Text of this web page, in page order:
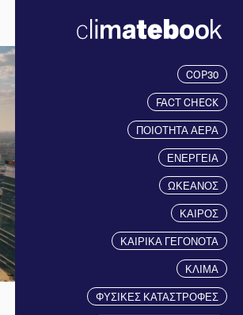
COP30
FACT CHECK
ΠΟΙΟΤΗΤΑ ΑΕΡΑ
ΕΝΕΡΓΕΙΑ
ΩΚΕΑΝΟΣ
ΚΑΙΡΟΣ
ΚΑΙΡΙΚΑ ΓΕΓΟΝΟΤΑ
ΚΛΙΜΑ
ΦΥΣΙΚΕΣ ΚΑΤΑΣΤΡΟΦΕΣ